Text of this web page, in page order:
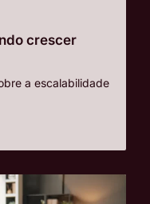
crescer
a escalabilidade